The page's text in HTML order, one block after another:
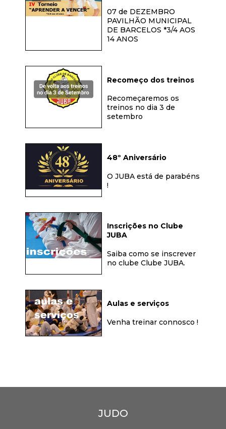
07 de DEZEMBRO
PAVILHÃO MUNICIPAL
DE BARCELOS *3/4 AOS
14 ANOS
Recomeço dos treinos
Recomeçaremos os
treinos no dia 3 de
setembro
48º Aniversário
O JUBA está de parabéns
!
Inscrições no Clube
JUBA
Saiba como se inscrever
no clube Clube JUBA.
Aulas e serviços
Venha treinar connosco !
JUDO